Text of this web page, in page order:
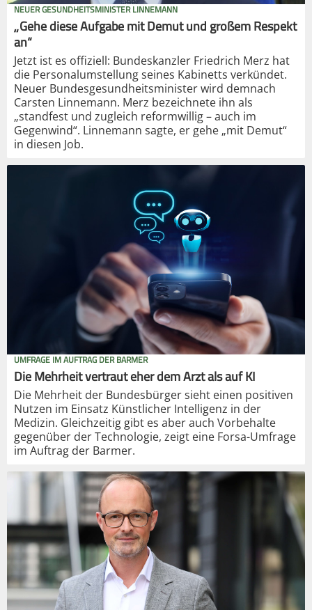
NEUER GESUNDHEITSMINISTER LINNEMANN
„Gehe diese Aufgabe mit Demut und großem Respekt
an“
Jetzt ist es offiziell: Bundeskanzler Friedrich Merz hat
die Personalumstellung seines Kabinetts verkündet.
Neuer Bundesgesundheitsminister wird demnach
Carsten Linnemann. Merz bezeichnete ihn als
„standfest und zugleich reformwillig – auch im
Gegenwind“. Linnemann sagte, er gehe „mit Demut“
in diesen Job.
UMFRAGE IM AUFTRAG DER BARMER
Die Mehrheit vertraut eher dem Arzt als auf KI
Die Mehrheit der Bundesbürger sieht einen positiven
Nutzen im Einsatz Künstlicher Intelligenz in der
Medizin. Gleichzeitig gibt es aber auch Vorbehalte
gegenüber der Technologie, zeigt eine Forsa-Umfrage
im Auftrag der Barmer.